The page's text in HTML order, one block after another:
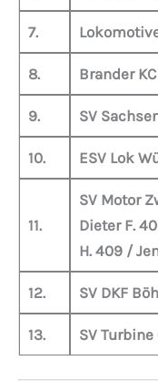
7.
8. Brander
9. SV
10. ESV Lok
11.
SV Motor
Dieter F.
H. 409 /
12. SV DKF
13. SV